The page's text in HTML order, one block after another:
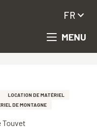
MENU
FR
LOCATION DE MATÉRIEL
DE MONTAGNE
Touvet